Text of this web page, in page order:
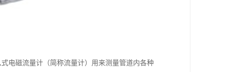
电磁流量计（简称流量计）用来测量管道内各种